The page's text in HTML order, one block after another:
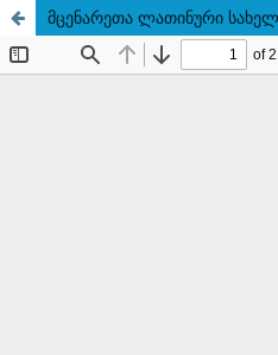
მცენარეთა ლათინური